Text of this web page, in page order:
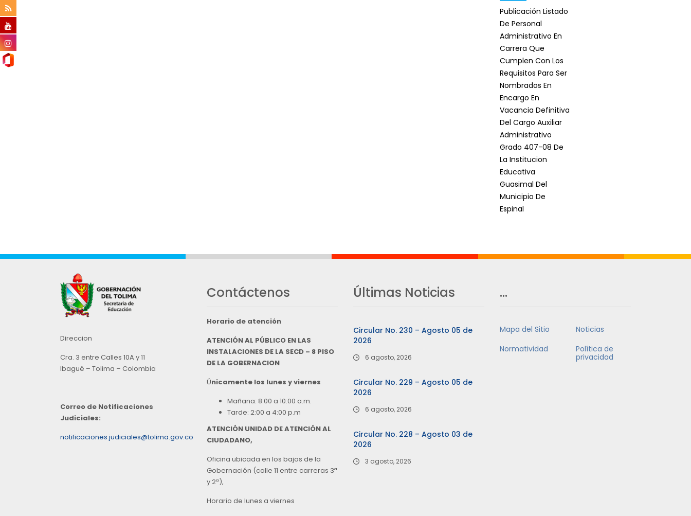
Publicación Listado
De Personal
Administrativo En
Carrera Que
Cumplen Con Los
Requisitos Para Ser
Nombrados En
Encargo En
Vacancia Definitiva
Del Cargo Auxiliar
Administrativo
Grado 407-08 De
La Institucion
Educativa
Guasimal Del
Municipio De
Espinal
Direccion
Cra. 3 entre Calles 10A y 11
Ibagué – Tolima – Colombia
Correo de Notificaciones
Judiciales:
notificaciones.judiciales@tolima.gov.co
Contáctenos
Horario de atención
ATENCIÓN AL PÚBLICO EN LAS
INSTALACIONES DE LA SECD – 8 PISO
DE LA GOBERNACION
Únicamente los lunes y viernes
Mañana: 8:00 a 10:00 a.m.
Tarde: 2:00 a 4:00 p.m
ATENCIÓN UNIDAD DE ATENCIÓN AL
CIUDADANO,
Oficina ubicada en los bajos de la
Gobernación (calle 11 entre carreras 3ª
y 2ª),
Horario de lunes a viernes
Últimas Noticias
Circular No. 230 – Agosto 05 de
2026
6 agosto, 2026
Circular No. 229 – Agosto 05 de
2026
6 agosto, 2026
Circular No. 228 – Agosto 03 de
2026
3 agosto, 2026
…
Mapa del Sitio
Noticias
Normatividad
Política de
privacidad